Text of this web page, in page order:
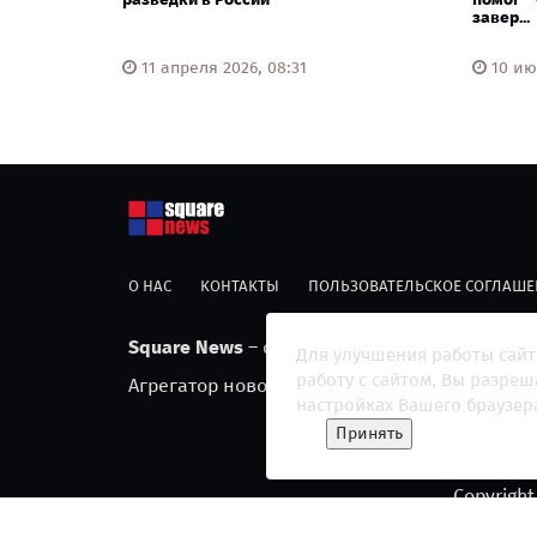
11 апреля 2026, 08:31
завер...
10
О НАС КОНТАКТЫ ПОЛЬЗОВАТЕЛЬСКОЕ
Square News – современный
Агрегатор новостей «Square news» (18+)
Для улучшения работы
работу с сайтом, Вы
настройках Вашего
Принять